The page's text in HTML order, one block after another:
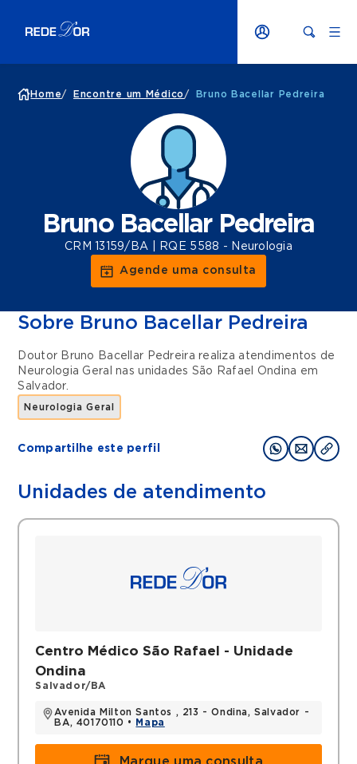
Home/ Encontre um Médico / Bruno Bacellar Pedreira
Bruno Bacellar Pedreira
CRM 13159/BA | RQE 5588 - Neurologia
Agende uma consulta
Sobre Bruno Bacellar Pedreira
Doutor Bruno Bacellar Pedreira realiza atendimentos de
Neurologia Geral
nas unidades São Rafael Ondina em
Salvador.
Neurologia Geral
Compartilhe este perfil
Unidades de atendimento
Centro Médico São Rafael - Unidade
Ondina
Salvador/BA
Avenida Milton Santos , 213 - Ondina, Salvador -
BA, 40170110 •
Mapa
Marque uma consulta